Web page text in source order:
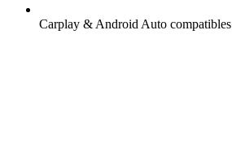
Carplay & Android Auto compatibles